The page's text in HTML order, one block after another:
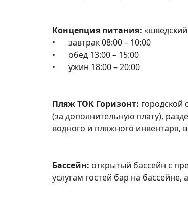
Концепция питания:
•
завтрак 08:00 – 10:00
•
обед 13:00 – 15:00
•
ужин 18:00 – 20:00
Пляж ТОК Горизонт: городской
(за дополнительную плату),
водного и пляжного инвентаря,
Бассейн: открытый бассейн с
услугам гостей бар на